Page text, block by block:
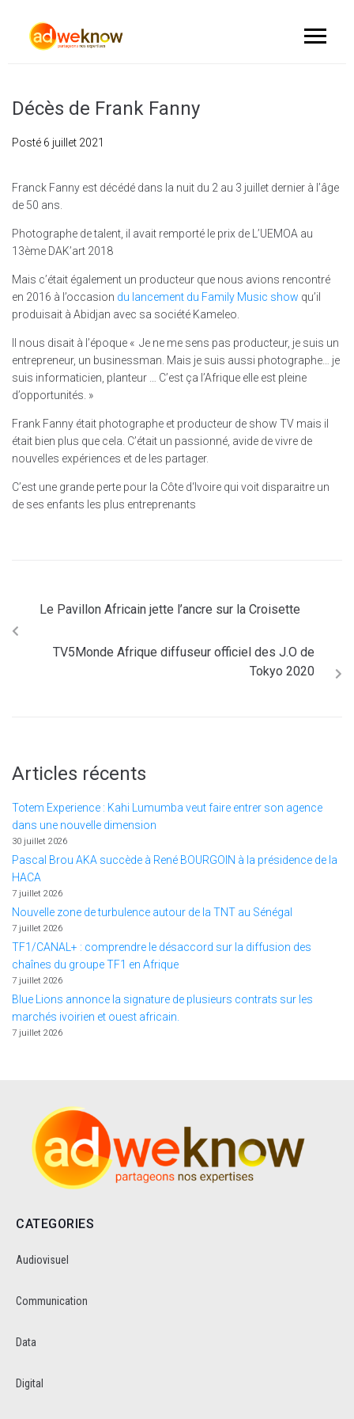
Décès de Frank Fanny
Posté 6 juillet 2021
Franck Fanny est décédé dans la nuit du 2 au 3 juillet dernier à l’âge
de 50 ans.
Photographe de talent, il avait remporté le prix de L’UEMOA au
13ème DAK’art 2018
Mais c’était également un producteur que nous avions rencontré
en 2016 à l’occasion du lancement du Family Music show qu’il
produisait à Abidjan avec sa société Kameleo.
Il nous disait à l’époque « Je ne me sens pas producteur, je suis un
entrepreneur, un businessman. Mais je suis aussi photographe… je
suis informaticien, planteur … C’est ça l’Afrique elle est pleine
d’opportunités. »
Frank Fanny était photographe et producteur de show TV mais il
était bien plus que cela. C’était un passionné, avide de vivre de
nouvelles expériences et de les partager.
C’est une grande perte pour la Côte d‘Ivoire qui voit disparaitre un
de ses enfants les plus entreprenants
Le Pavillon Africain jette l’ancre sur la Croisette
TV5Monde Afrique diffuseur officiel des J.O de
Tokyo 2020
Articles récents
Totem Experience : Kahi Lumumba veut faire entrer son agence
dans une nouvelle dimension
30 juillet 2026
Pascal Brou AKA succède à René BOURGOIN à la présidence de la
HACA
7 juillet 2026
Nouvelle zone de turbulence autour de la TNT au Sénégal
7 juillet 2026
TF1/CANAL+ : comprendre le désaccord sur la diffusion des
chaînes du groupe TF1 en Afrique
7 juillet 2026
Blue Lions annonce la signature de plusieurs contrats sur les
marchés ivoirien et ouest africain.
7 juillet 2026
CATEGORIES
Audiovisuel
Communication
Data
Digital